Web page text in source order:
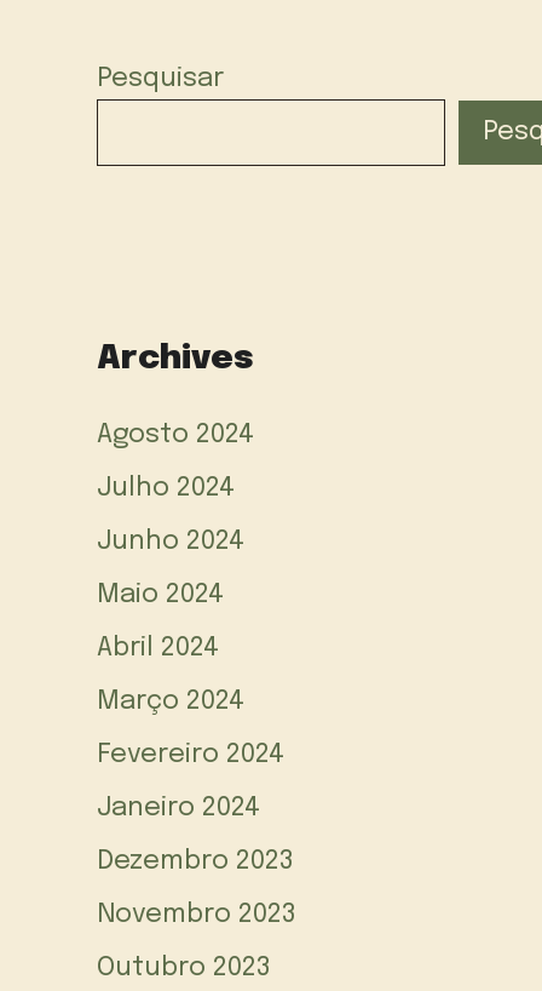
Pesquisar
Archives
Agosto 2024
Julho 2024
Junho 2024
Maio 2024
Abril 2024
Março 2024
Fevereiro 2024
Janeiro 2024
Dezembro 2023
Novembro 2023
Outubro 2023